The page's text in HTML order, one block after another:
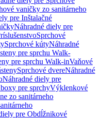
vaničky zo sanitárneho
pre Inštalačné
Náhradné diely pre
Sprchové
Sprchové kútyNáhradné
pre sprchu Walk-
pre sprchu Walk-inVaňové
Sprchové dvereNáhradné
Náhradné diely pre
pre sprchyVýklenkové
zo sanitárneho
pre Obdĺžnikové